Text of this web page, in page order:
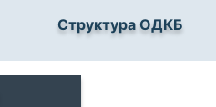
Структура ОДКБ